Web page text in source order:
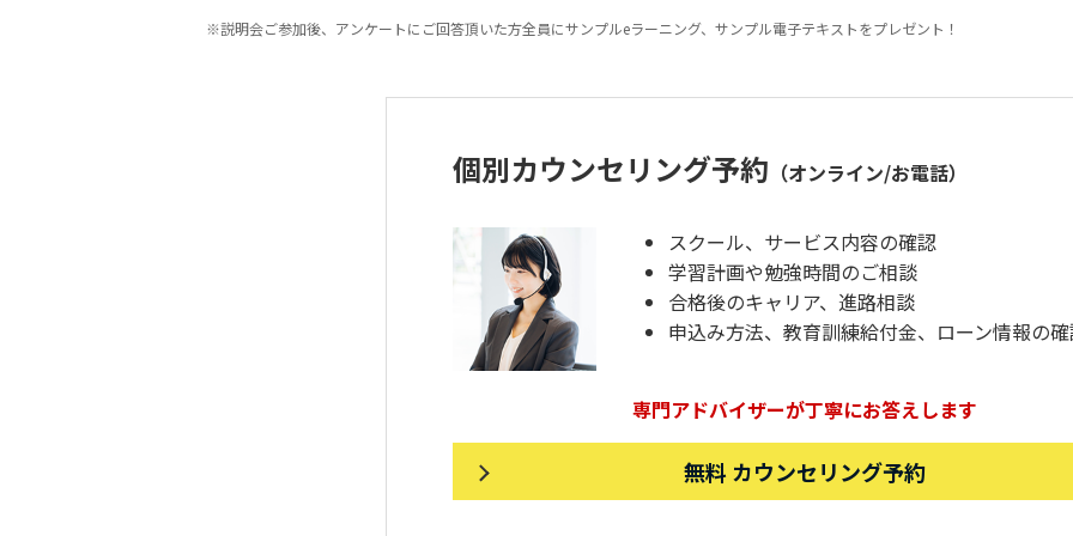
※説明会ご参加後、アンケートにご回答頂いた方全員にサンプルeラーニング、サンプル電子テキストをプレゼント！
個別カウンセリング予約 （オンライン/お電話）
スクール、サービス内容の確認
学習計画や勉強時間のご相談
合格後のキャリア、進路相談
申込み方法、教育訓練給付金、ローン情報の
専門アドバイザーが丁寧にお答えします
無料 カウンセリング予約